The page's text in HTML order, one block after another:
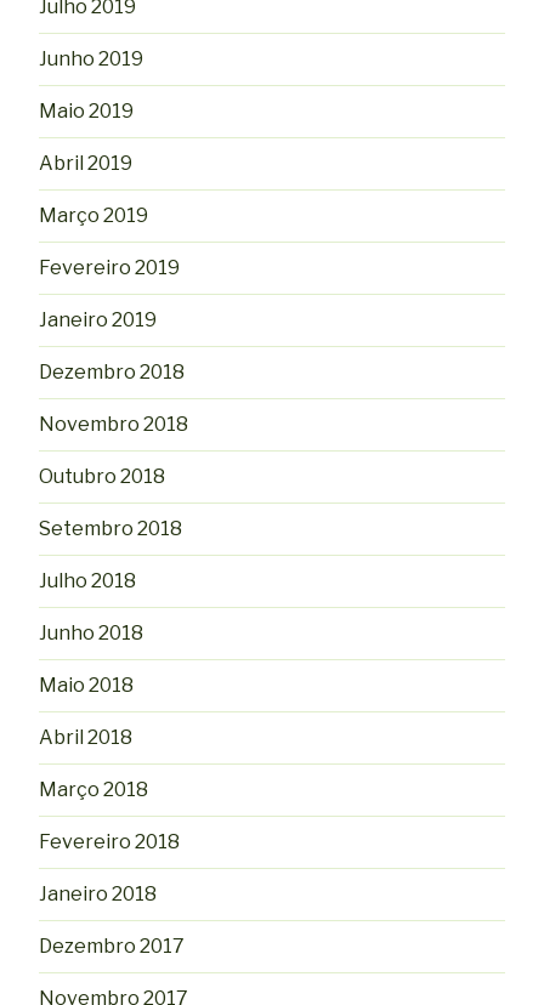
Julho 2019
Junho 2019
Maio 2019
Abril 2019
Março 2019
Fevereiro 2019
Janeiro 2019
Dezembro 2018
Novembro 2018
Outubro 2018
Setembro 2018
Julho 2018
Junho 2018
Maio 2018
Abril 2018
Março 2018
Fevereiro 2018
Janeiro 2018
Dezembro 2017
Novembro 2017